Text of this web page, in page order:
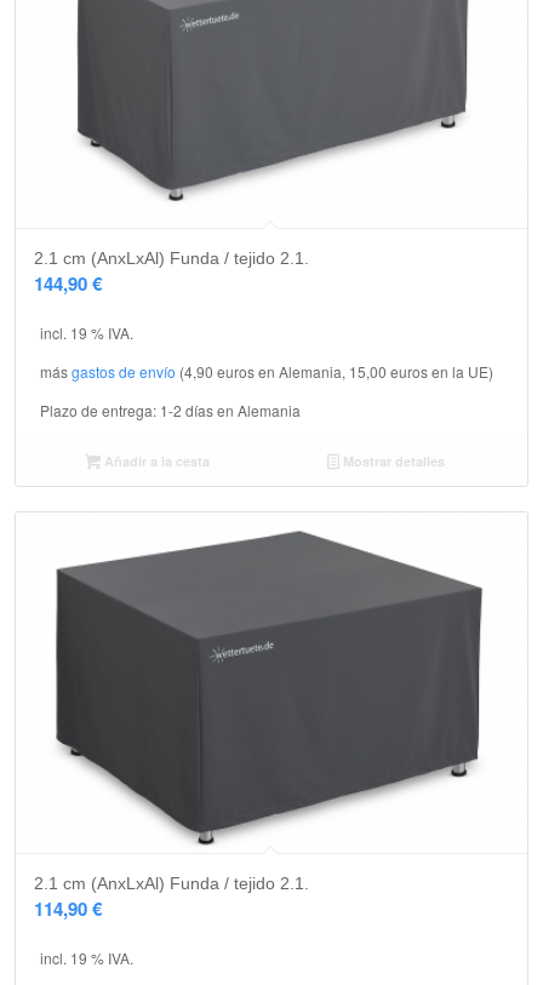
2.1 cm (AnxLxAl) Funda / tejido 2.1.
144,90€
incl. 19 % IVA.
másgastos de envío (4,90 euros en Alemania, 15,00 euros en la UE)
Plazo de entrega: 1-2 días en Alemania
Añadir a la cesta Mostrar detalles
2.1 cm (AnxLxAl) Funda / tejido 2.1.
114,90€
incl. 19 % IVA.